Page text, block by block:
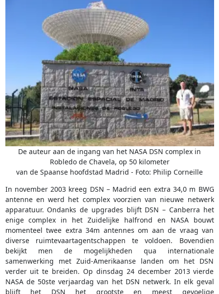
De auteur aan de ingang van het NASA DSN complex in
Robledo de Chavela, op 50 kilometer
van de Spaanse hoofdstad Madrid - Foto: Philip Corneille
In november 2003 kreeg DSN – Madrid een extra 34,0 m BWG
antenne en werd het complex voorzien van nieuwe netwerk
apparatuur. Ondanks de upgrades blijft DSN – Canberra het
enige complex in het Zuidelijke halfrond en NASA bouwt
momenteel twee extra 34m antennes om aan de vraag van
diverse ruimtevaartagentschappen te voldoen. Bovendien
bekijkt men de mogelijkheden qua internationale
samenwerking met Zuid-Amerikaanse landen om het DSN
verder uit te breiden. Op dinsdag 24 december 2013 vierde
NASA de 50ste verjaardag van het DSN netwerk. In elk geval
blijft het DSN het grootste en meest gevoelige